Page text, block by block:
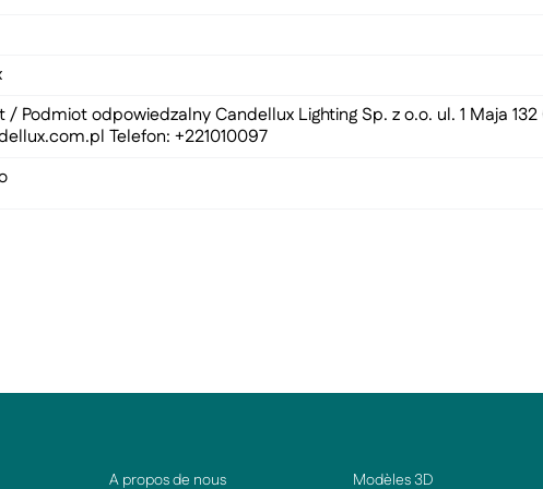
/ Podmiot odpowiedzalny Candellux Lighting Sp. z o.o. ul. 1 Maja
Telefon: +221010097
A propos de nous Modèles 3D